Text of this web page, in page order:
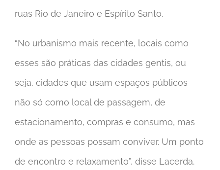
ruas Rio de Janeiro e Espírito Santo.
“No urbanismo mais recente, locais como
esses são práticas das cidades gentis, ou
seja, cidades que usam espaços públicos
não só como local de passagem, de
estacionamento, compras e consumo, mas
onde as pessoas possam conviver. Um ponto
de encontro e relaxamento”, disse Lacerda.